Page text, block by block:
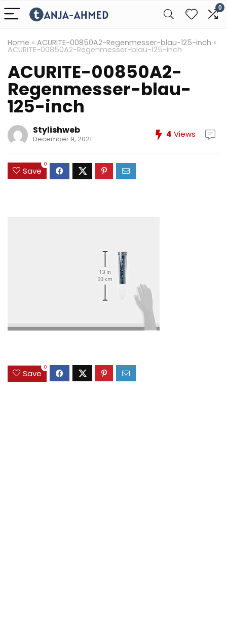
0
Home » ACURITE-00850A2-Regenmesser-blau-125-inch »
ACURITE-00850A2-Regenmesser-blau-125-inch
ACURITE-00850A2-
Regenmesser-blau-
125-inch
Stylishweb
December 9, 2021 4 Views
Save
0
Save
0